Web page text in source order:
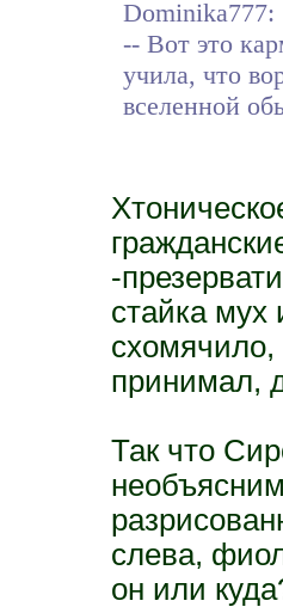
Dominika777:
-- Вот это
учила, что
вселенной
-
стайка мух
схомячило,
принимал,
Так что
слева,
он или